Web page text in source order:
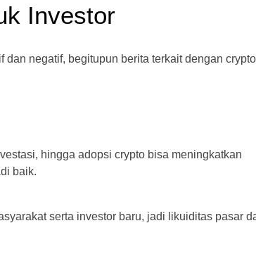
Investor
negatif, begitupun berita terkait dengan
hingga adopsi crypto bisa meningkatkan
baik.
serta investor baru, jadi likuiditas pasar